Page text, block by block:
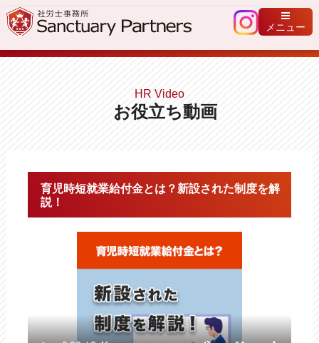
メニュー
HR Video
お役立ち動画
育児時短就業給付金とは？新設された制度を解
説！